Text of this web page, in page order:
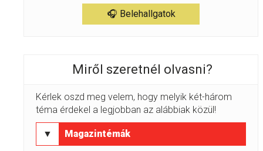
🎧 Belehallgatok
Miről szeretnél olvasni?
Kérlek oszd meg velem, hogy melyik két-három
téma érdekel a legjobban az alábbiak közül!
▼ Magazintémák